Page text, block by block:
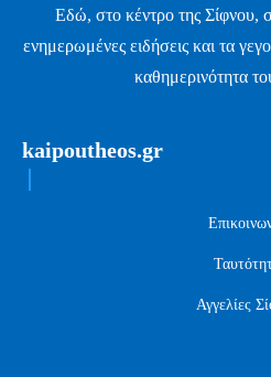
Εδώ, στο κέντρο της Σίφνου,
ενημερωμένες ειδήσεις και τα
καθημερινότητα
kaipoutheos.gr
Αγγελίες